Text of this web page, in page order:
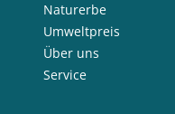
Naturerbe
Umweltpreis
Über uns
Service